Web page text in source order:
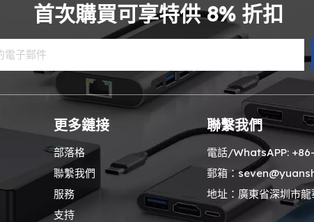
首次購買可享特供 8% 折扣
更多鏈接
部落格
聯繫我們
服務
支持
聯繫我們
電話/WhatsAPP: +86-
郵箱：
地址：廣東省深圳市